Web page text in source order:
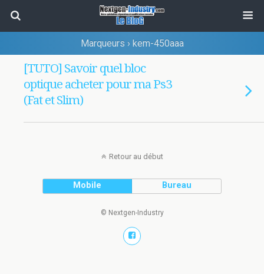
Marqueurs › kem-450aaa
[TUTO] Savoir quel bloc
optique acheter pour ma Ps3
(Fat et Slim)
Retour au début
Mobile Bureau
© Nextgen-Industry